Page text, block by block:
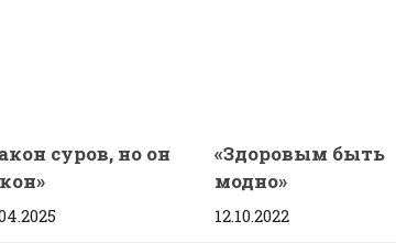
суров, но он
«Здоровым быть
модно»
12.10.2022